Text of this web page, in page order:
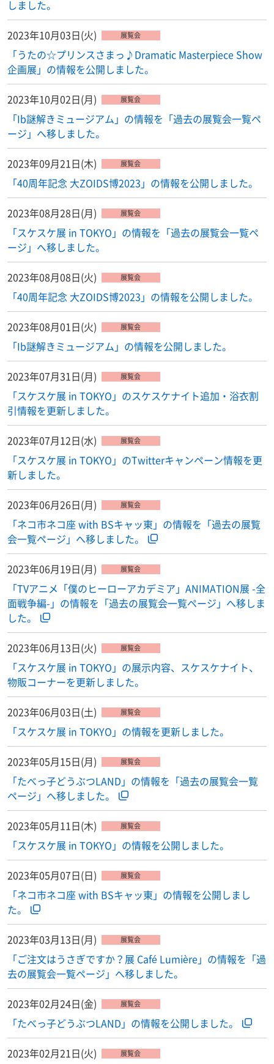
しました。
2023年10月03日(火) 展覧会
「うたの☆プリンスさまっ♪Dramatic Masterpiece Show
企画展」の情報を公開しました。
2023年10月02日(月) 展覧会
「Ib謎解きミュージアム」の情報を「過去の展覧会一覧ペ
ージ」へ移しました。
2023年09月21日(木) 展覧会
「40周年記念 大ZOIDS博2023」の情報を公開しました。
2023年08月28日(月) 展覧会
「スケスケ展 in TOKYO」の情報を「過去の展覧会一覧ペ
ージ」へ移しました。
2023年08月08日(火) 展覧会
「40周年記念 大ZOIDS博2023」の情報を公開しました。
2023年08月01日(火) 展覧会
「Ib謎解きミュージアム」の情報を公開しました。
2023年07月31日(月) 展覧会
「スケスケ展 in TOKYO」のスケスケナイト追加・浴衣割
引情報を更新しました。
2023年07月12日(水) 展覧会
「スケスケ展 in TOKYO」のTwitterキャンペーン情報を更
新しました。
2023年06月26日(月) 展覧会
「ネコ市ネコ座 with BSキャッ東」の情報を「過去の展覧
会一覧ページ」へ移しました。
2023年06月19日(月) 展覧会
「TVアニメ「僕のヒーローアカデミア」ANIMATION展 -全
面戦争編-」の情報を「過去の展覧会一覧ページ」へ移しま
した。
2023年06月13日(火) 展覧会
「スケスケ展 in TOKYO」の展示内容、スケスケナイト、
物販コーナーを更新しました。
2023年06月03日(土) 展覧会
「スケスケ展 in TOKYO」の情報を更新しました。
2023年05月15日(月) 展覧会
「たべっ子どうぶつLAND」の情報を「過去の展覧会一覧
ページ」へ移しました。
2023年05月11日(木) 展覧会
「スケスケ展 in TOKYO」の情報を公開しました。
2023年05月07日(日) 展覧会
「ネコ市ネコ座 with BSキャッ東」の情報を公開しまし
た。
2023年03月13日(月) 展覧会
「ご注文はうさぎですか？展 Café Lumière」の情報を「過
去の展覧会一覧ページ」へ移しました。
2023年02月24日(金) 展覧会
「たべっ子どうぶつLAND」の情報を公開しました。
2023年02月21日(火) 展覧会